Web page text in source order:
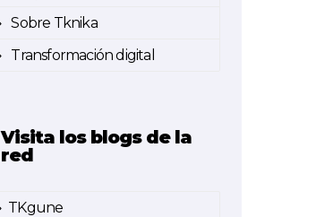
Sobre Tknika
Transformación digital
Visita los blogs de la
red
TKgune